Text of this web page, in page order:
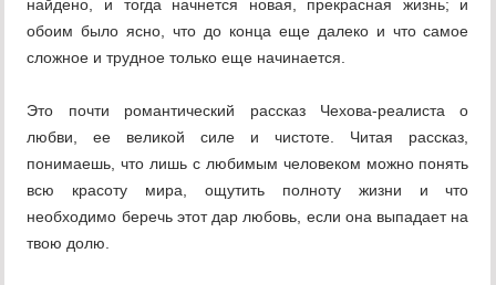
найдено, и тогда начнется новая, прекрасная жизнь; и
обоим было ясно, что до конца еще далеко и что самое
сложное и трудное только еще начинается.
Это почти романтический рассказ Чехова-реалиста о
любви, ее великой силе и чистоте. Читая рассказ,
понимаешь, что лишь с любимым человеком можно понять
всю красоту мира, ощутить полноту жизни и что
необходимо беречь этот дар любовь, если она выпадает на
твою долю.